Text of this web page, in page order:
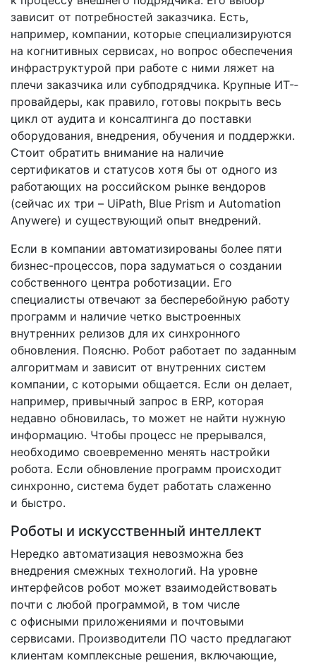
зависит от потребностей заказчика. Есть,
например, компании, которые специализируются
на когнитивных сервисах, но вопрос обес­печения
инфраструктурой при работе с ними ляжет на
плечи заказчика или субподрядчика. Крупные ИТ-­
провайдеры, как правило, готовы покрыть весь
цикл от аудита и консалтинга до поставки
оборудования, внедрения, обучения и поддержки.
Стоит обратить внимание на наличие
сертификатов и статусов хотя бы от одного из
работающих на российском рынке вендоров
(сейчас их три – UiPath, Blue Prism и Automation
Anywere) и существующий опыт внедрений.
Если в компании автоматизированы более пяти
бизнес-­процессов, пора задуматься о создании
собственного центра роботизации. Его
специалисты отвечают за бесперебойную работу
программ и наличие четко выстроенных
внутренних релизов для их синхронного
обновления. Поясню. Робот работает по заданным
алгоритмам и зависит от внутренних систем
компании, с которыми общается. Если он делает,
например, привычный запрос в ERP, которая
недавно обновилась, то может не найти нужную
информацию. Чтобы процесс не прерывался,
необходимо своевременно менять настройки
робота. Если обновление программ происходит
синхронно, система будет работать слаженно
и быстро.
Роботы и искусственный интеллект
Нередко автоматизация невозможна без
внедрения смежных технологий. На уровне
интерфейсов робот может взаимодействовать
почти с любой программой, в том числе
с офисными приложениями и почтовыми
сервисами. Производители ПО часто предлагают
клиентам комплексные решения, включающие,